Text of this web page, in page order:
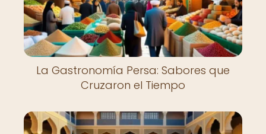
La Gastronomía Persa: Sabores que
Cruzaron el Tiempo